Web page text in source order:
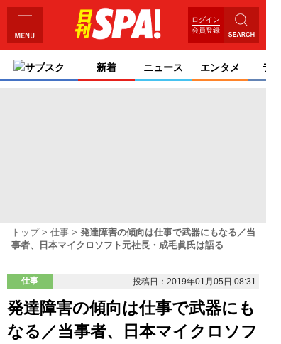
ログイン
会員登録
サブスク 新着 ニュース エンタメ ライ
トップ 仕事
発達障害の傾向は仕事で武器にもなる／当
事者、日本マイクロソフト元社長・成毛眞氏は語る
仕事 投稿日：2019年01月05日 08:31
発達障害の傾向は仕事で武器にも
なる／当事者、日本マイクロソフ